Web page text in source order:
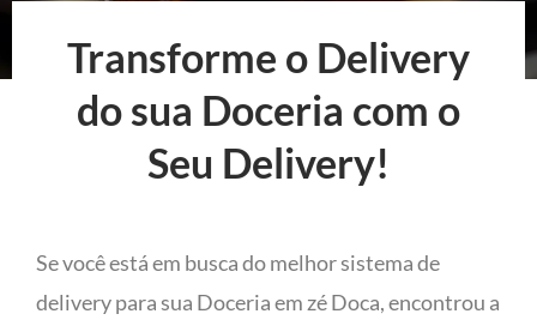
Transforme o Delivery
do sua Doceria com o
Seu Delivery!
Se você está em busca do melhor sistema de
delivery para sua Doceria em zé Doca, encontrou a